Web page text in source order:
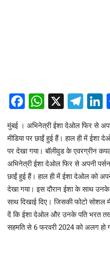
Facebook
X
मुंबई । अभिनेत्री ईशा देओल फिर से
मीडिया पर छाईं हुई हैं। हाल ही में
पर देखा गया। बॉलीवुड के एवरग्रीन
अभिनेत्री ईशा देओल फिर से अपनी
छाईं हुई हैं। हाल ही में ईशा देओल को
देखा गया। इस दौरान ईशा के साथ
साथ दिखाई दिए। जिसकी फोटो सोशल
दें कि ईशा देओल और उनके पति भरत
सहमति से 6 फरवरी 2024 को अलग हो